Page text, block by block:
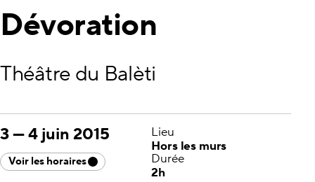
Dévoration
Théâtre du Balèti
3—4 juin 2015
Voir les horaires
Lieu
Hors les murs
Durée
2h